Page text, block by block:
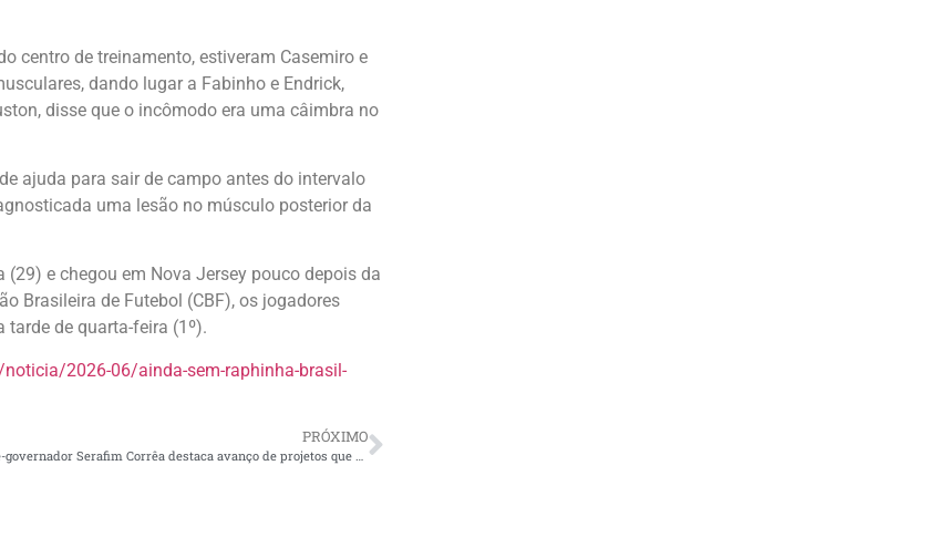
centro de treinamento, estiveram Casemiro e
dando lugar a Fabinho e Endrick,
disse que o incômodo era uma câimbra no
ajuda para sair de campo antes do intervalo
uma lesão no músculo posterior da
e chegou em Nova Jersey pouco depois da
Brasileira de Futebol (CBF), os jogadores
de quarta-feira (1º).
2026-06/ainda-sem-raphinha-brasil-
PRÓXIMO
Vice-governador Serafim Corrêa destaca avanço de projetos que podem reduzir preço dos combustíveis no Amazonas